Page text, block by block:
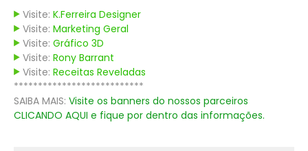
Visite: K.Ferreira Designer
Visite: Marketing Geral
Visite: Gráfico 3D
Visite: Rony Barrant
Visite: Receitas Reveladas
***************************
SAIBA MAIS: Visite os banners do nossos parceiros
CLICANDO AQUI e fique por dentro das informações.